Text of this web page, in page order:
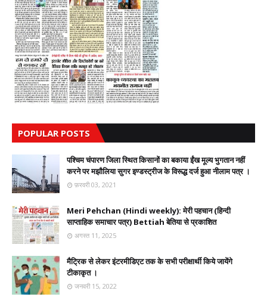
POPULAR POSTS
पश्चिम चंपारण जिला स्थित किसानों का बकाया ईंख मूल्य भुगतान नहीं
करने पर मझौलिया सुगर इण्डस्ट्रीज के विरूद्ध दर्ज हुआ नीलाम पत्र ।
फ़रवरी 03, 2021
Meri Pehchan (Hindi weekly): मेरी पहचान (हिन्दी
साप्ताहिक समाचार पत्र) Bettiah बेतिया से प्रकाशित
अगस्त 11, 2025
मैट्रिक से लेकर इंटरमीडिएट तक के सभी परीक्षार्थी किये जायेंगे
टीकाकृत ।
जनवरी 15, 2022